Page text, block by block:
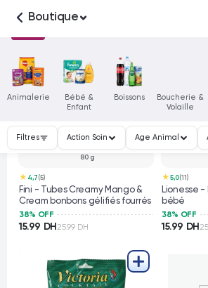
Boutique
Animalerie
Bébé &
Enfant
Boissons
Boucherie &
Volaille
Filtres Action Soin Age Animal
80 g
★ 4,7 (5)
Fini - Tubes Creamy Mango &
Cream bonbons gélifiés fourrés
38% OFF
15.99 DH 25.99 DH
★ 5,0(11)
Lionesse
bébé
38% OFF
15.99 DH